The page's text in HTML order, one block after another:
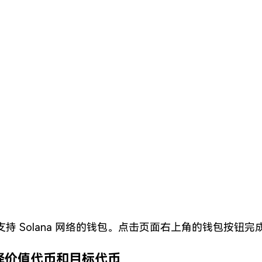
持 Solana 网络的钱包。点击页面右上角的钱包按钮完
价值代币和目标代币